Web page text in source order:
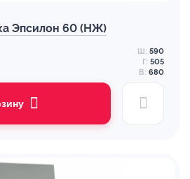
Эпсилон 60 (НЖ)
Ш: 590
Г: 505
В: 680